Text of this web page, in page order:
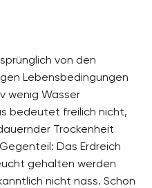
von den
Lebensbedingungen
wenig Wasser
bedeutet freilich nicht,
Trockenheit
Das Erdreich
gehalten werden
nicht nass. Schon